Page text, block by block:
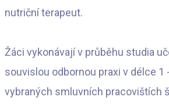
nutriční terapeut.
Žáci vykonávají v průběhu studia
souvislou odbornou praxi v délce 1
vybraných smluvních pracovištích